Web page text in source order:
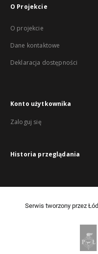
O Projekcie
O projekcie
Dane kontaktowe
Deklaracja dostępności
Konto użytkownika
Zaloguj się
Historia przeglądania
Serwis tworzony przez